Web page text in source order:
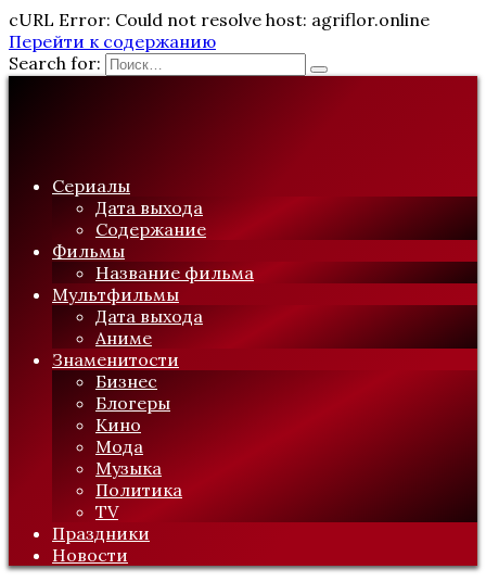
cURL Error: Could not resolve host: agriflor.online
Перейти к содержанию
Search for:
Сериалы
Дата выхода
Содержание
Фильмы
Название фильма
Мультфильмы
Дата выхода
Аниме
Знаменитости
Бизнес
Блогеры
Кино
Мода
Музыка
Политика
TV
Праздники
Новости